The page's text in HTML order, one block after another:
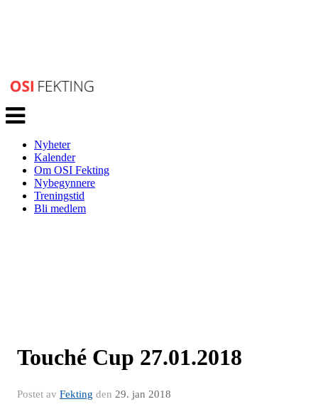
Veksle
navigasjon
Nyheter
Kalender
Om OSI Fekting
Nybegynnere
Treningstid
Bli medlem
Touché Cup 27.01.2018
Postet av Fekting den 29. jan 2018